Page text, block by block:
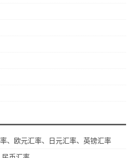
、欧元汇率、日元汇率、英镑汇率